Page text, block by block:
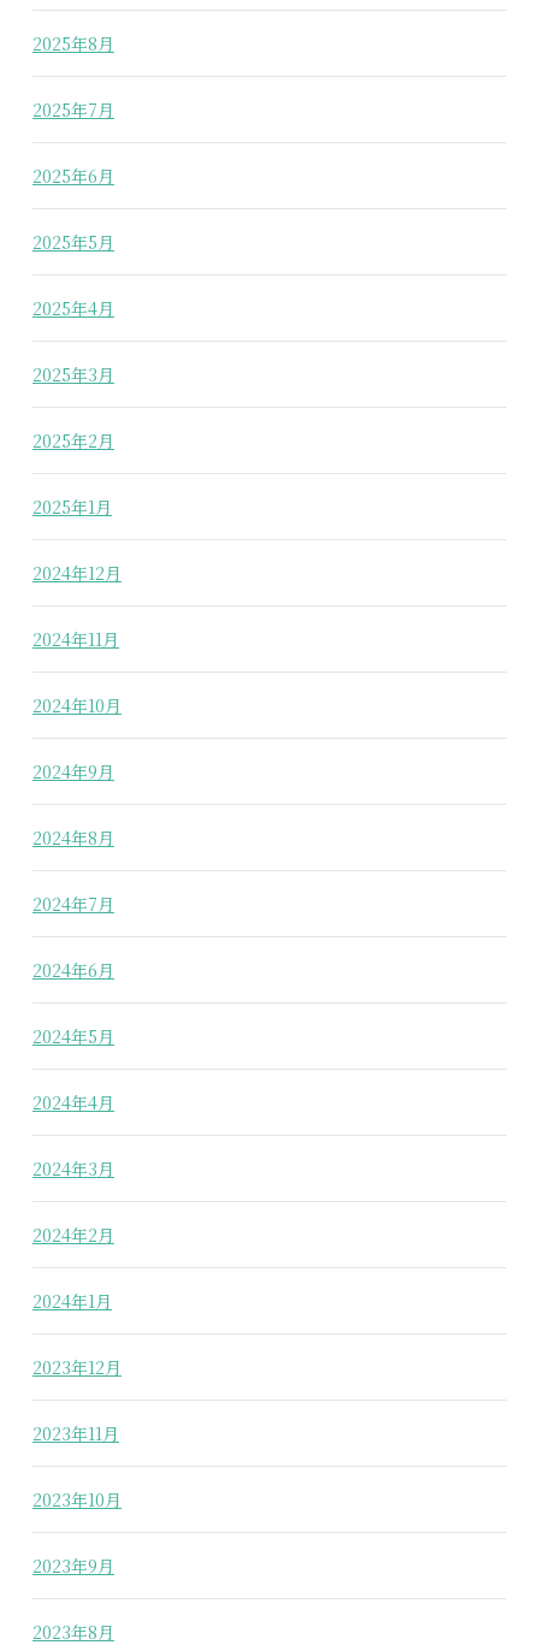
2025年8月
2025年7月
2025年6月
2025年5月
2025年4月
2025年3月
2025年2月
2025年1月
2024年12月
2024年11月
2024年10月
2024年9月
2024年8月
2024年7月
2024年6月
2024年5月
2024年4月
2024年3月
2024年2月
2024年1月
2023年12月
2023年11月
2023年10月
2023年9月
2023年8月